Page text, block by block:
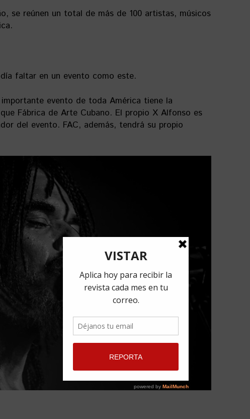
se reúnen un total de más de 100 artistas, músicos
faltar en un evento como este.
evento de toda América tiene la
Fábrica de Arte Cubano. El propio X Alfonso es
del evento. FAC, además, tendrá su propio